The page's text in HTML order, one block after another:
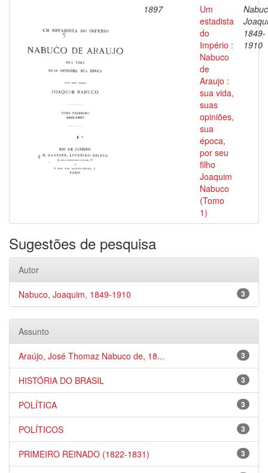
1897
Um
estadista
do
Império :
Nabuco
de
Araujo :
sua vida,
suas
opiniões,
sua
época,
por seu
filho
Joaquim
Nabuco
(Tomo
1)
1849-
1910
Sugestões de pesquisa
Autor
3
Nabuco, Joaquim, 1849-1910
Assunto
3
Araújo, José Thomaz Nabuco de, 18...
3
HISTÓRIA DO BRASIL
3
POLÍTICA
3
POLÍTICOS
3
PRIMEIRO REINADO (1822-1831)